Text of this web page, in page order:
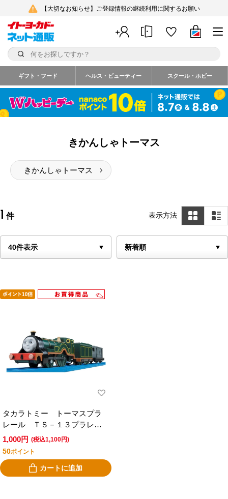
【大切なお知らせ】ご登録情報の継続利用に関するお願い
ギフト・フード ヘルス・ビューティー スクール・ホビー
きかんしゃトーマス
きかんしゃトーマス
1 件 表示方法
タカラトミー トーマスプラ
レール ＴＳ－１３プラレー
ルエミリー
1,000円 (税込1,100円)
50ポイント
カートに追加